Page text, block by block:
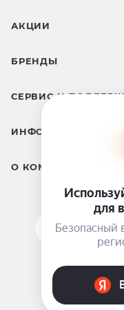
Parfum; Sodium
Aminophenol;
Diamino-1-(2-
p-Phenylendiamine
Phenylenediamine
АКЦИИ
БРЕНДЫ
СЕРВИС И
ИНФОРМАЦИЯ
О КОМПАНИИ